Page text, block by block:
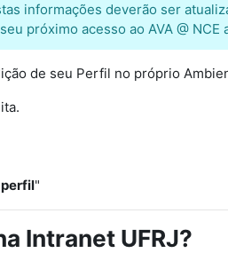
informações deverão ser
próximo acesso ao AVA @
de seu Perfil no próprio
"
Intranet UFRJ?